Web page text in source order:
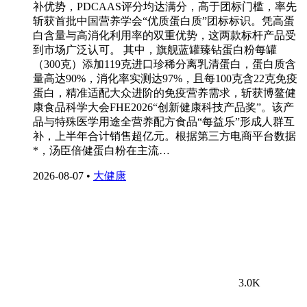
补优势，PDCAAS评分均达满分，高于团标门槛，率先
斩获首批中国营养学会“优质蛋白质”团标标识。凭高蛋
白含量与高消化利用率的双重优势，这两款标杆产品受
到市场广泛认可。 其中，旗舰蓝罐臻钻蛋白粉每罐
（300克）添加119克进口珍稀分离乳清蛋白，蛋白质含
量高达90%，消化率实测达97%，且每100克含22克免疫
蛋白，精准适配大众进阶的免疫营养需求，斩获博鳌健
康食品科学大会FHE2026“创新健康科技产品奖”。该产
品与特殊医学用途全营养配方食品“每益乐”形成人群互
补，上半年合计销售超亿元。根据第三方电商平台数据
*，汤臣倍健蛋白粉在主流…
2026-08-07 • 大健康
3.0K